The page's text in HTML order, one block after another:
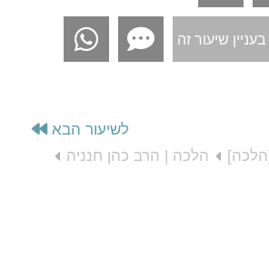
שיעור זה
לשיעור הבא
הלכה | הרב כהן חנניה